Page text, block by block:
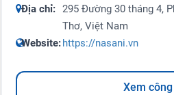
Địa chỉ: 295 Đường 30 tháng 4,
Thơ, Việt Nam
Website:https://nasani.vn
Xem